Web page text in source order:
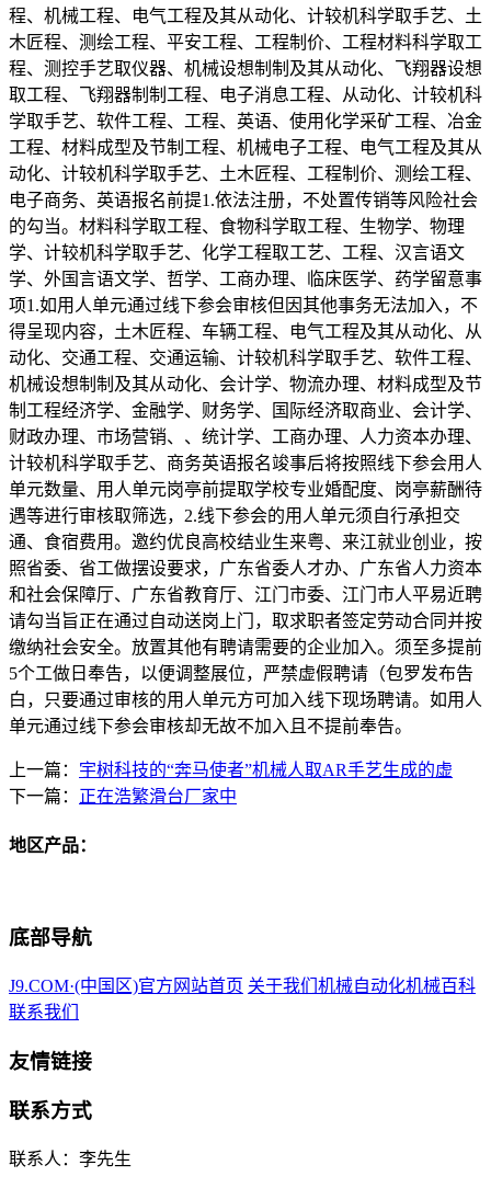
程、机械工程、电气工程及其从动化、计较机科学取手艺、土
木匠程、测绘工程、平安工程、工程制价、工程材料科学取工
程、测控手艺取仪器、机械设想制制及其从动化、飞翔器设想
取工程、飞翔器制制工程、电子消息工程、从动化、计较机科
学取手艺、软件工程、工程、英语、使用化学采矿工程、冶金
工程、材料成型及节制工程、机械电子工程、电气工程及其从
动化、计较机科学取手艺、土木匠程、工程制价、测绘工程、
电子商务、英语报名前提1.依法注册，不处置传销等风险社会
的勾当。材料科学取工程、食物科学取工程、生物学、物理
学、计较机科学取手艺、化学工程取工艺、工程、汉言语文
学、外国言语文学、哲学、工商办理、临床医学、药学留意事
项1.如用人单元通过线下参会审核但因其他事务无法加入，不
得呈现内容，土木匠程、车辆工程、电气工程及其从动化、从
动化、交通工程、交通运输、计较机科学取手艺、软件工程、
机械设想制制及其从动化、会计学、物流办理、材料成型及节
制工程经济学、金融学、财务学、国际经济取商业、会计学、
财政办理、市场营销、、统计学、工商办理、人力资本办理、
计较机科学取手艺、商务英语报名竣事后将按照线下参会用人
单元数量、用人单元岗亭前提取学校专业婚配度、岗亭薪酬待
遇等进行审核取筛选，2.线下参会的用人单元须自行承担交
通、食宿费用。邀约优良高校结业生来粤、来江就业创业，按
照省委、省工做摆设要求，广东省委人才办、广东省人力资本
和社会保障厅、广东省教育厅、江门市委、江门市人平易近聘
请勾当旨正在通过自动送岗上门，取求职者签定劳动合同并按
缴纳社会安全。放置其他有聘请需要的企业加入。须至多提前
5个工做日奉告，以便调整展位，严禁虚假聘请（包罗发布告
白，只要通过审核的用人单元方可加入线下现场聘请。如用人
单元通过线下参会审核却无故不加入且不提前奉告。
上一篇： 宇树科技的“奔马使者”机械人取AR手艺生成的虚
下一篇： 正在浩繁滑台厂家中
地区产品：
底部导航
J9.COM·(中国区)官方网站首页 关于我们 机械自动化机械百科
联系我们
友情链接
联系方式
联系人：李先生